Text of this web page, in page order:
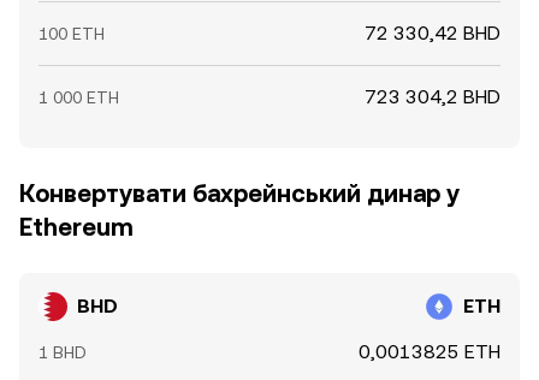
100 ETH 72 330,42 BHD
1 000 ETH 723 304,2 BHD
Конвертувати бахрейнський динар у
Ethereum
BHD ETH
1 BHD 0,0013825 ETH